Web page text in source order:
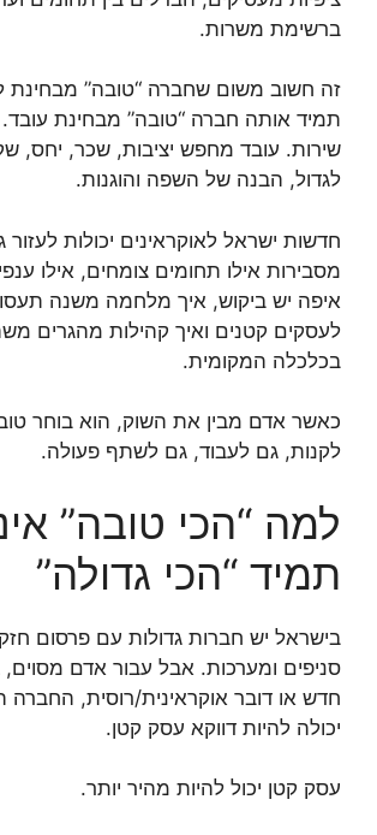
ברשימת משרות.
זה חשוב משום שחברה “טובה” מבחינת
תמיד אותה חברה “טובה” מבחינת
שירות. עובד מחפש יציבות, שכר, יחס,
לגדול, הבנה של השפה והוגנות.
חדשות ישראל לאוקראינים יכולות לעזור
מסבירות אילו תחומים צומחים, אילו
איפה יש ביקוש, איך מלחמה משנה
לעסקים קטנים ואיך קהילות מהגרים
בכלכלה המקומית.
כאשר אדם מבין את השוק, הוא בוחר
לקנות, גם לעבוד, גם לשתף פעולה.
למה “הכי טובה”
תמיד “הכי גדולה”
בישראל יש חברות גדולות עם פרסום
סניפים ומערכות. אבל עבור אדם מסוים,
חדש או דובר אוקראינית/רוסית, החברה
יכולה להיות דווקא עסק קטן.
עסק קטן יכול להיות מהיר יותר.